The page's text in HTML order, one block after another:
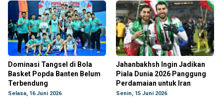
Dominasi Tangsel di Bola
Basket Popda Banten Belum
Terbendung
Selasa, 16 Juni 2026
Jahanbakhsh Ingin Jadikan
Piala Dunia 2026 Panggung
Perdamaian untuk Iran
Senin, 15 Juni 2026